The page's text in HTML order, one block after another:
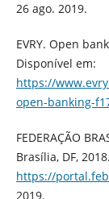
26 ago. 2019.
EVRY. Open
Disponível em:
https://
open-banking-
FEDERAÇÃO
Brasília, DF,
https://
2019.